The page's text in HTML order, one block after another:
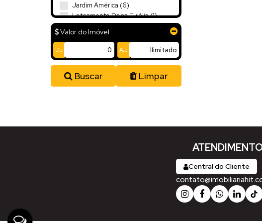
Jardim América (6)
Loteamento Dona Eulália (1)
Loteamento João Paulo Neto (5)
Seminário (2)
Vila Nova (2)
Navegantes (3)
Gravatá (1)
Centro (1)
Valor do Imóvel
De Até
Buscar Limpar
Central do Cliente